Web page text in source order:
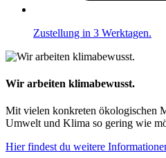
Zustellung in 3 Werktagen.
Wir arbeiten klimabewusst.
Mit vielen konkreten ökologischen
Umwelt und Klima so gering wie
Hier findest du weitere